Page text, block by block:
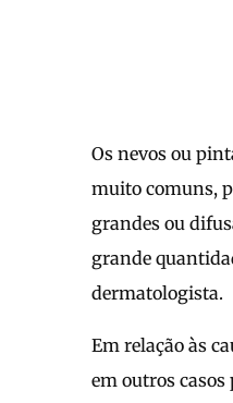
Os nevos ou
muito comuns,
grandes ou
grande
dermatologista.
Em relação às
em outros casos